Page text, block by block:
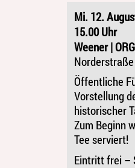
Mi. 12.
15.00 Uhr
Weener |
Öffentliche
Vorstellung
historischer
Zum Beginn
Tee serviert!
Eintritt frei –